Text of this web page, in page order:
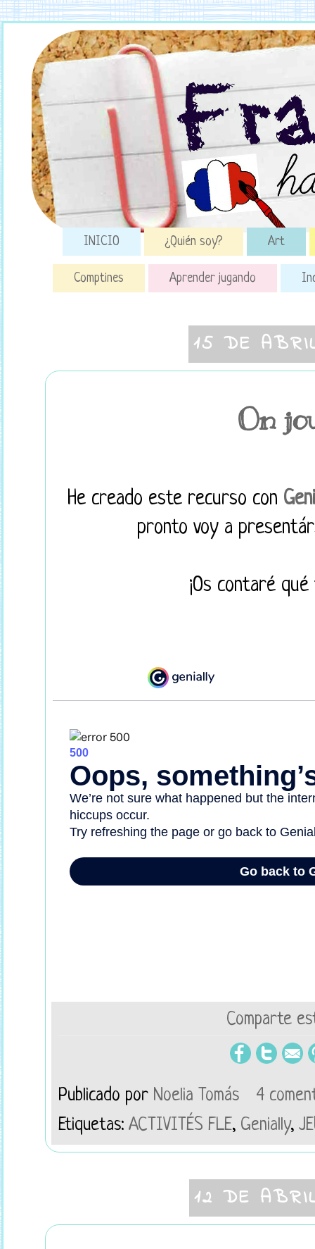
INICIO ¿Quién soy? Art
Comptines Aprender jugando
15 DE
On
He creado este recurso con
pronto voy a
¡Os contaré
Comparte
Publicado por Noelia Tomás
4
Etiquetas: ACTIVITÉS FLE, Genially,
12 DE